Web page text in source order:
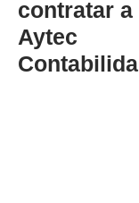
contratar a
Aytec